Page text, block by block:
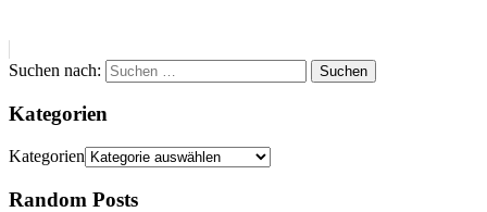
Suchen nach: Suchen
Kategorien
Kategorien
Random Posts